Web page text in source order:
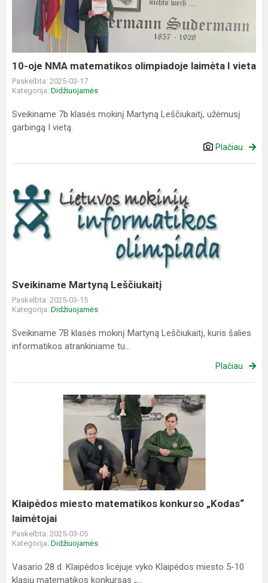
matematikos
olimpiadoje
laimėta
vieta
10-oje NMA matematikos olimpiadoje laimėta I vieta
Paskelbta: 2025-03-17
Kategorija: Didžiuojamės
Sveikiname 7b klasės mokinį Martyną Leščiukaitį, užėmusį
garbingą I vietą.
Plačiau
Sveikiname
Martyną
Leščiukaitį
Sveikiname Martyną Leščiukaitį
Paskelbta: 2025-03-15
Kategorija: Didžiuojamės
Sveikiname 7B klasės mokinį Martyną Leščiukaitį, kuris šalies
informatikos atrankiniame tu...
Plačiau
Klaipėdos miesto matematikos konkurso „Kodas“
laimėtojai
Paskelbta: 2025-03-05
Kategorija: Didžiuojamės
Vasario 28 d. Klaipėdos licėjuje vyko Klaipėdos miesto 5-10
klasių matematikos konkursas „...